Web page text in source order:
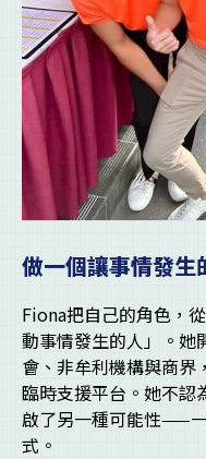
做一個讓事情發生
Fiona把自己的角色，
動事情發生的人」。她
會、非牟利機構與商界
臨時支援平台。她不認
啟了另一種可能性——
式。